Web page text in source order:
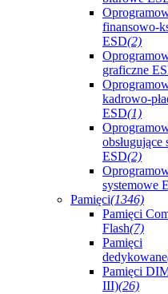
finansowo-
ESD(2)
graficzne
kadrowo-
ESD(1)
obsługujące
ESD(2)
systemowe
Pamięci(1346)
Pamięci
Flash(7)
Pamięci
dedykowane
Pamięci
III)(26)